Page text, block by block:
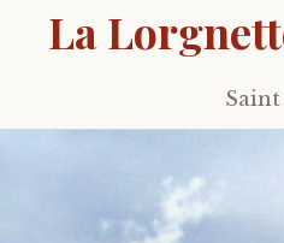
La
Skip
to